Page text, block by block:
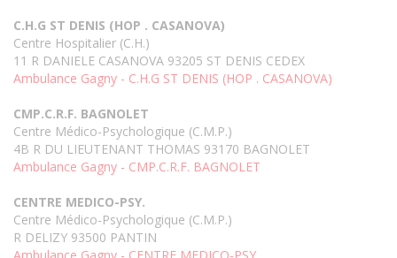
C.H.G ST DENIS (HOP . CASANOVA)
Centre Hospitalier (C.H.)
11 R DANIELE CASANOVA 93205 ST DENIS CEDEX
Ambulance Gagny - C.H.G ST DENIS (HOP . CASANOVA)
CMP.C.R.F. BAGNOLET
Centre Médico-Psychologique (C.M.P.)
4B R DU LIEUTENANT THOMAS 93170 BAGNOLET
Ambulance Gagny - CMP.C.R.F. BAGNOLET
CENTRE MEDICO-PSY.
Centre Médico-Psychologique (C.M.P.)
R DELIZY 93500 PANTIN